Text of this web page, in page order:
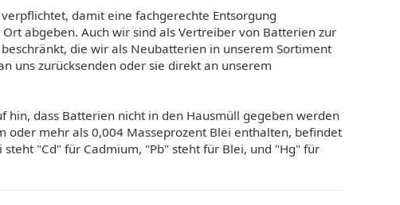
damit eine fachgerechte Entsorgung
abgeben. Auch wir sind als Vertreiber von Batterien zur
die wir als Neubatterien in unserem Sortiment
uns zurücksenden oder sie direkt an unserem
dass Batterien nicht in den Hausmüll gegeben werden
oder mehr als 0,004 Masseprozent Blei enthalten, befindet
"Cd" für Cadmium, "Pb" steht für Blei, und "Hg" für